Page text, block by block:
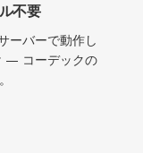
不要
ーバーで動作し
— コーデックの